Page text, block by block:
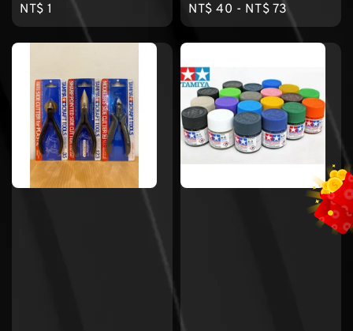
Regular
price
NT$ 1
Regular
price
NT$ 40 - NT$ 73